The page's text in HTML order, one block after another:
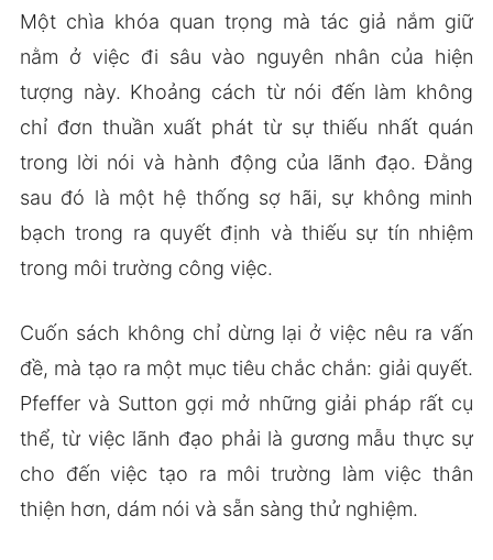
Một chìa khóa quan trọng mà tác giả nắm giữ
nằm ở việc đi sâu vào nguyên nhân của hiện
tượng này. Khoảng cách từ nói đến làm không
chỉ đơn thuần xuất phát từ sự thiếu nhất quán
trong lời nói và hành động của lãnh đạo. Đằng
sau đó là một hệ thống sợ hãi, sự không minh
bạch trong ra quyết định và thiếu sự tín nhiệm
trong môi trường công việc.
Cuốn sách không chỉ dừng lại ở việc nêu ra vấn
đề, mà tạo ra một mục tiêu chắc chắn: giải quyết.
Pfeffer và Sutton gợi mở những giải pháp rất cụ
thể, từ việc lãnh đạo phải là gương mẫu thực sự
cho đến việc tạo ra môi trường làm việc thân
thiện hơn, dám nói và sẵn sàng thử nghiệm.